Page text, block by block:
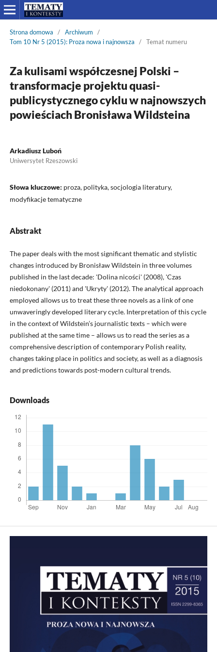
Strona domowa / Archiwum
/
Tom 10 Nr 5 (2015): Proza nowa i najnowsza
/ Temat numeru
Za kulisami współczesnej Polski –
transformacje projektu quasi-
publicystycznego cyklu w najnowszych
powieściach Bronisława Wildsteina
Arkadiusz Luboń
Uniwersytet Rzeszowski
Słowa kluczowe: proza, polityka, socjologia literatury,
modyfikacje tematyczne
Abstrakt
The paper deals with the most significant thematic and stylistic
changes introduced by Bronisław Wildstein in three volumes
published in the last decade: 'Dolina nicości' (2008), 'Czas
niedokonany' (2011) and 'Ukryty' (2012). The analytical approach
employed allows us to treat these three novels as a link of one
unwaveringly developed literary cycle. Interpretation of this cycle
in the context of Wildstein’s journalistic texts – which were
published at the same time – allows us to read the series as a
comprehensive description of contemporary Polish reality,
changes taking place in politics and society, as well as a diagnosis
and predictions towards post-modern cultural trends.
Downloads